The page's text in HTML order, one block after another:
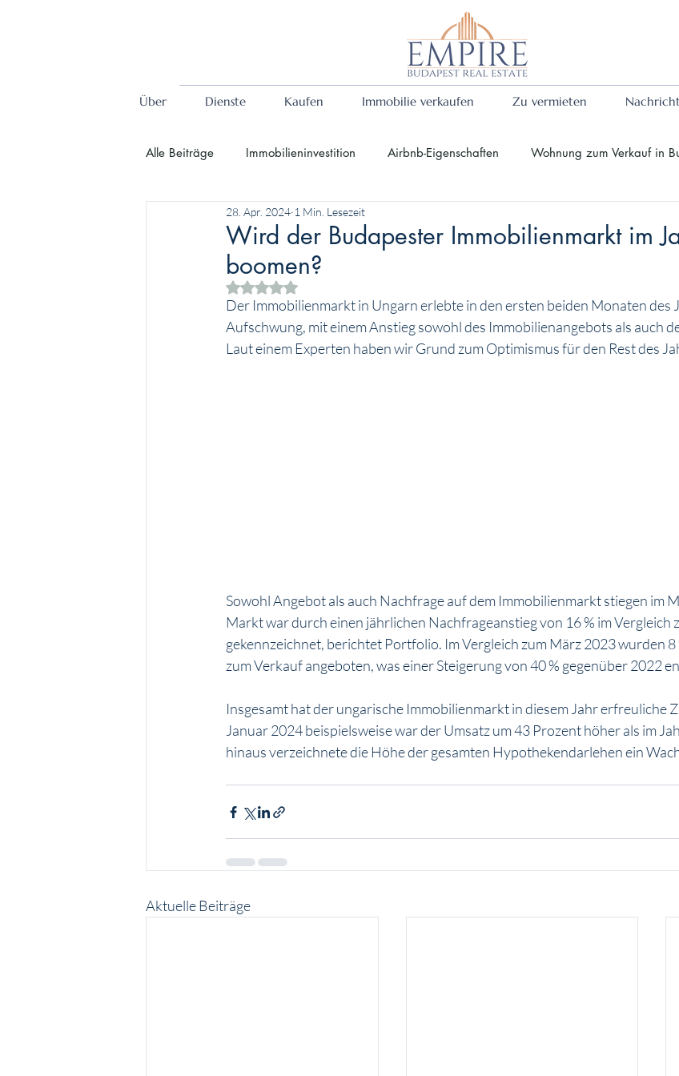
Über Dienste Kaufen Immobilie verkaufen Zu vermieten
Alle Beiträge Immobilieninvestition Airbnb-Eigenschaften Wohnung zum Verkauf in
langfristige Immobilieninvestition
Budapest-Stadt Immobilieninvestitionen in Budapest
Wird der Budapester Immobilienmarkt im
boomen?
28. Apr. 2024 1 Min. Lesezeit
Mit NaN von 5 Sternen bewertet.
Der Immobilienmarkt in Ungarn erlebte in den ersten beiden Monaten des
Aufschwung, mit einem Anstieg sowohl des Immobilienangebots als auch
Laut einem Experten haben wir Grund zum Optimismus für den Rest des
Sowohl Angebot als auch Nachfrage auf dem Immobilienmarkt stiegen im
Markt war durch einen jährlichen Nachfrageanstieg von 16 % im Vergleich
gekennzeichnet, berichtet Portfolio. Im Vergleich zum März 2023 wurden
zum Verkauf angeboten, was einer Steigerung von 40 % gegenüber 2022
Insgesamt hat der ungarische Immobilienmarkt in diesem Jahr erfreuliche
Januar 2024 beispielsweise war der Umsatz um 43 Prozent höher als im
hinaus verzeichnete die Höhe der gesamten Hypothekendarlehen ein
Aktuelle Beiträge